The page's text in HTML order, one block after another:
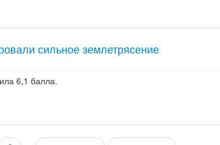
сильное землетрясение
6,1 балла.